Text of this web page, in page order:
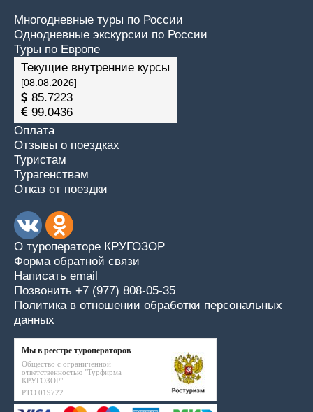
Многодневные туры по России
Однодневные экскурсии по России
Туры по Европе
Текущие внутренние курсы
[08.08.2026]
85.7223
99.0436
Оплата
Отзывы о поездках
Туристам
Турагенствам
Отказ от поездки
О туроператоре КРУГОЗОР
Форма обратной связи
Написать email
Позвонить +7 (977) 808-05-35
Политика в отношении обработки персональных
данных
Мы в реестре туроператоров
Общество с ограниченной
ответственностью "Турфирма
КРУГОЗОР"
РТО 019722